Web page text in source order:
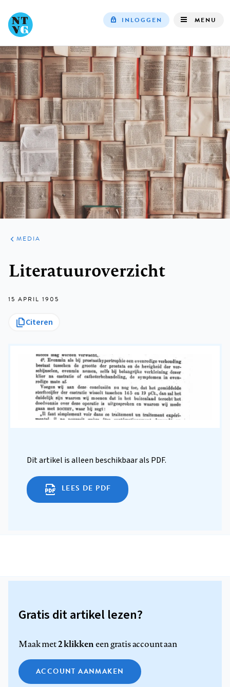
navigation
INLOGGEN MENU
ARTIKELEN
VARIA
MEDIA
Literatuuroverzicht
15 APRIL 1905
Citeren
Dit artikel is alleen beschikbaar als PDF.
LEES DE PDF
Gratis dit artikel lezen?
Maak met2 klikkeneen gratis account aan
ACCOUNT AANMAKEN